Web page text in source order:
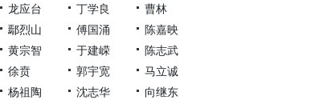
龙应台
丁学良
曹林
鄢烈山
傅国涌
陈嘉映
黄宗智
于建嵘
陈志武
徐贲
郭宇宽
马立诚
杨祖陶
沈志华
向继东